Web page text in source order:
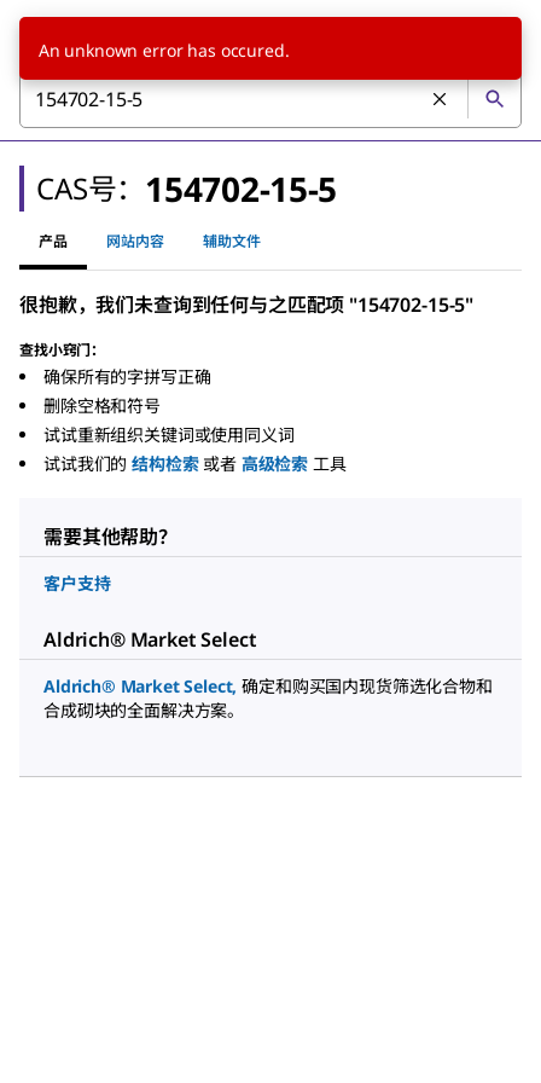
CAS号： 154702-15-5
产品 网站内容 辅助文件
很抱歉，我们未查询到任何与之匹配项 "154702-15-5"
查找小窍门：
确保所有的字拼写正确
删除空格和符号
试试重新组织关键词或使用同义词
试试我们的 结构检索 或者 高级检索 工具
需要其他帮助？
客户支持
Aldrich® Market Select
Aldrich® Market Select, 确定和购买国内现货筛选化合物和
合成砌块的全面解决方案。
An unknown error has occured.